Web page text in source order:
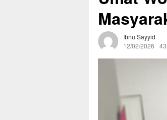
Ibnu Sayyid
12/02/2026